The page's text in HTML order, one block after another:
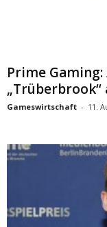
Prime
Gameswirtschaft - 11.